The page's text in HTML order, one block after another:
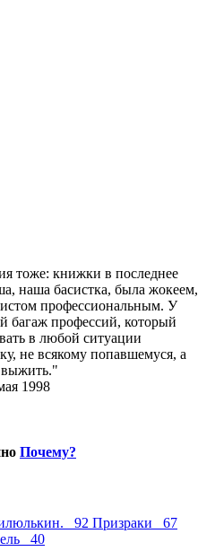
тоже: книжки в последнее
наша басистка, была жокеем,
профессиональным. У
багаж профессий, который
в любой ситуации
не всякому попавшемуся, а
выжить."
1998
Почему?
92 Призраки 67
40